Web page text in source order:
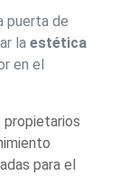
puerta de
laestética
en el
propietarios
para el